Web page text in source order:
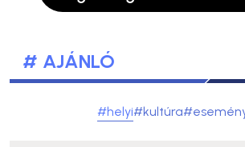
# AJÁNLÓ
#helyi#kultúra